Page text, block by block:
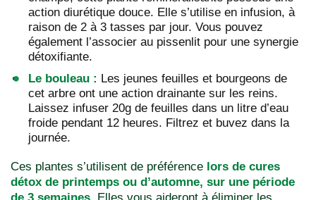
action diurétique douce. Elle s’utilise en infusion, à
raison de 2 à 3 tasses par jour. Vous pouvez
également l’associer au pissenlit pour une synergie
détoxifiante.
Le bouleau : Les jeunes feuilles et bourgeons de
cet arbre ont une action drainante sur les reins.
Laissez infuser 20g de feuilles dans un litre d’eau
froide pendant 12 heures. Filtrez et buvez dans la
journée.
Ces plantes s’utilisent de préférence lors de cures
détox de printemps ou d’automne, sur une période